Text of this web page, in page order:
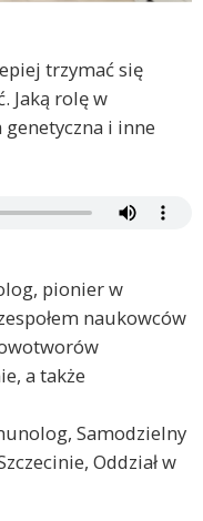
trzymać się
Jaką rolę w
i inne
pionier w
naukowców
a także
Samodzielny
Oddział w